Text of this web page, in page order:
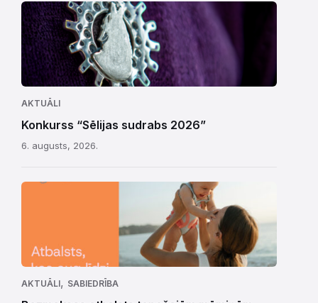
AKTUĀLI
Konkurss “Sēlijas sudrabs 2026”
6. augusts, 2026.
AKTUĀLI, SABIEDRĪBA